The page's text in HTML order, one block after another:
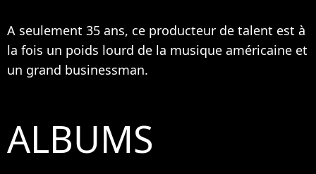
A seulement 35 ans, ce producteur de talent est à
la fois un poids lourd de la musique américaine et
un grand businessman.
ALBUMS